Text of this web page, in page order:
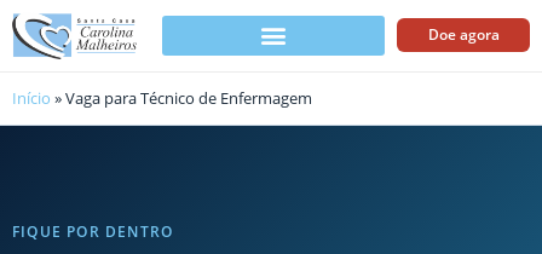
Doe agora
Início »Vaga para Técnico de Enfermagem
FIQUE POR DENTRO